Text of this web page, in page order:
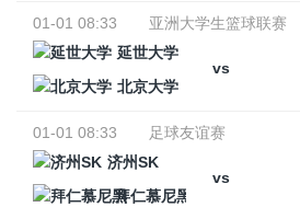
01-01 08:33
亚洲大学生篮球联赛
延世大学
vs
北京大学
01-01 08:33
足球友谊赛
济州SK
vs
拜仁慕尼黑